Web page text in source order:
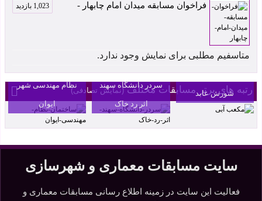
فراخوان مسابقه میدان امام چابهار - 1,023 بازدید
متاسفیم مطلبی برای نمایش وجود ندارد.
رتبه های برتر مسابقات مختلف(نمایش تصادفی)
مکعب آبی اثر
شورش عابد
سردر دانشگاه سهند
اثر رد خاک
نظام مهندسی شهر
ایوان
سایت مسابقات معماری و شهرسازی
فعالیت این سایت در زمینه اطلاع رسانی مسابقات معماری و